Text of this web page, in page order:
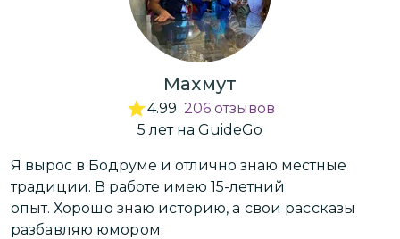
Махмут
4.99 206 отзывов
5 летна GuideGo
Я вырос в Бодруме и отлично знаю местные
традиции. В работе имею 15-летний
опыт. Хорошо знаю историю, а свои рассказы
разбавляю юмором.